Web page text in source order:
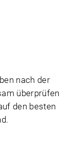
nach der
überprüfen
den besten